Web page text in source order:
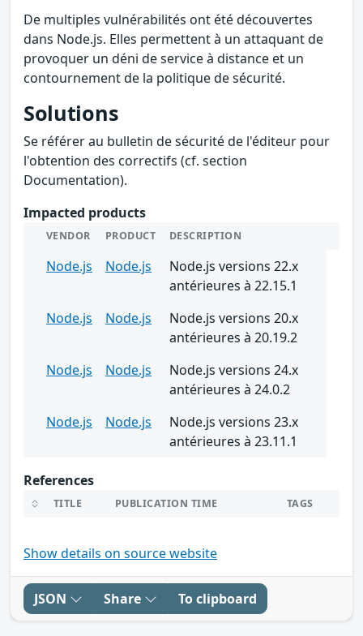
De multiples vulnérabilités ont été découvertes
dans Node.js. Elles permettent à un attaquant de
provoquer un déni de service à distance et un
contournement de la politique de sécurité.
Solutions
Se référer au bulletin de sécurité de l'éditeur pour
l'obtention des correctifs (cf. section
Documentation).
Impacted products
VENDOR PRODUCT DESCRIPTION
Node.js Node.js
Node.js versions 22.x
antérieures à 22.15.1
Node.js
Node.js
Node.js versions 20.x
antérieures à 20.19.2
Node.js
Node.js
Node.js versions 24.x
antérieures à 24.0.2
Node.js
Node.js
Node.js versions 23.x
antérieures à 23.11.1
References
TITLE PUBLICATION TIME TAGS
Show details on source website
JSON Share To clipboard